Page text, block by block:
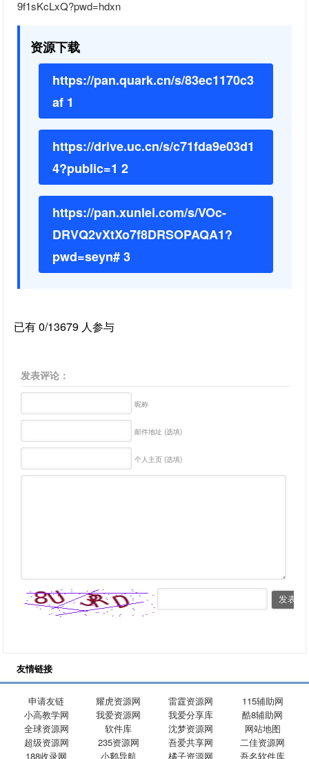
9f1sKcLxQ?pwd=hdxn
资源下载
https://pan.quark.cn/s/83ec1170c3
af 1
https://drive.uc.cn/s/c71fda9e03d1
4?public=1 2
https://pan.xunlei.com/s/VOc-
DRVQ2vXtXo7f8DRSOPAQA1?
pwd=seyn# 3
已有 0/13679 人参与
发表评论：
昵称
邮件地址 (选填)
个人主页 (选填)
友情链接
申请友链 耀虎资源网 雷霆资源网
115辅助网
小高教学网
我爱资源网 我爱分享库
酷8辅助网
全球资源网
软件库 沈梦资源网
网站地图
超级资源网
235资源网 吾爱共享网
二佳资源网
188收录网
小鹅导航 橘子资源网 吾名软件库